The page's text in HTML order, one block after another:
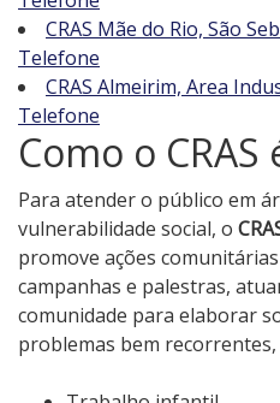
CRAS Mãe do Rio, São
Telefone
CRAS Almeirim, Area
Telefone
Como o
Para atender o público em
vulnerabilidade social, o
promove ações
campanhas e palestras,
comunidade para elaborar
problemas bem recorrentes,